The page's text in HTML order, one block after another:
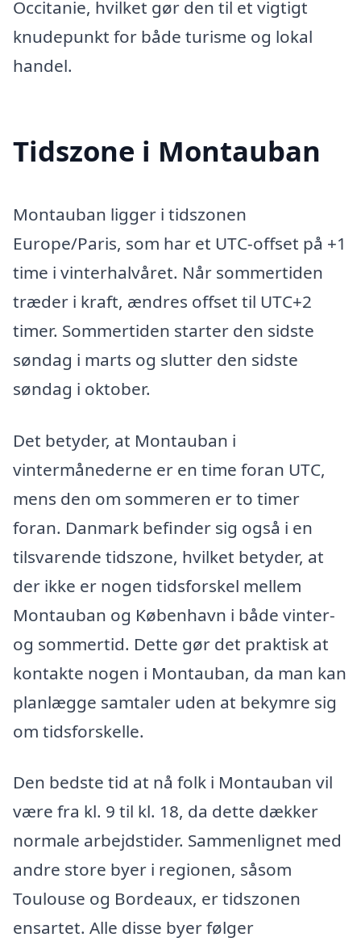
Occitanie, hvilket gør den til et vigtigt
knudepunkt for både turisme og lokal
handel.
Tidszone i Montauban
Montauban ligger i tidszonen
Europe/Paris, som har et UTC-offset på +1
time i vinterhalvåret. Når sommertiden
træder i kraft, ændres offset til UTC+2
timer. Sommertiden starter den sidste
søndag i marts og slutter den sidste
søndag i oktober.
Det betyder, at Montauban i
vintermånederne er en time foran UTC,
mens den om sommeren er to timer
foran. Danmark befinder sig også i en
tilsvarende tidszone, hvilket betyder, at
der ikke er nogen tidsforskel mellem
Montauban og København i både vinter-
og sommertid. Dette gør det praktisk at
kontakte nogen i Montauban, da man kan
planlægge samtaler uden at bekymre sig
om tidsforskelle.
Den bedste tid at nå folk i Montauban vil
være fra kl. 9 til kl. 18, da dette dækker
normale arbejdstider. Sammenlignet med
andre store byer i regionen, såsom
Toulouse og Bordeaux, er tidszonen
ensartet. Alle disse byer følger